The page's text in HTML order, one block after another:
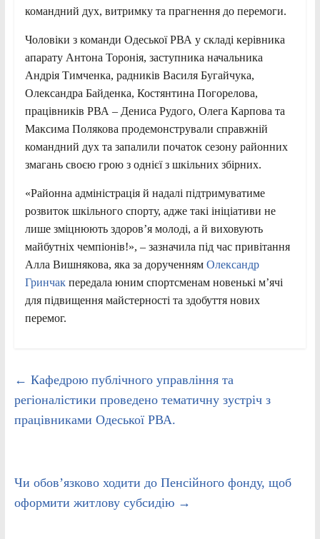
командний дух, витримку та прагнення до перемоги.
Чоловіки з команди Одеської РВА у складі керівника
апарату Антона Торонія, заступника начальника
Андрія Тимченка, радників Василя Бугайчука,
Олександра Байденка, Костянтина Погорелова,
працівників РВА – Дениса Рудого, Олега Карпова та
Максима Полякова продемонстрували справжній
командний дух та запалили початок сезону районних
змагань своєю грою з однієї з шкільних збірних.
«Районна адміністрація й надалі підтримуватиме
розвиток шкільного спорту, адже такі ініціативи не
лише зміцнюють здоров’я молоді, а й виховують
майбутніх чемпіонів!», – зазначила під час привітання
Алла Вишнякова, яка за дорученням Олександр
Гринчакпередала юним спортсменам новенькі м’ячі
для підвищення майстерності та здобуття нових
перемог.
← Кафедрою публічного управління та
регіоналістики проведено тематичну зустріч з
працівниками Одеської РВА.
Чи обов’язково ходити до Пенсійного фонду, щоб
оформити житлову субсидію →